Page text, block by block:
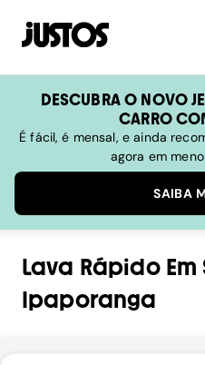
DESCUBRA O NOVO
CARRO
É fácil, é mensal, e ainda
agora em
SAIBA
Lava RápidoEm
Ipaporanga